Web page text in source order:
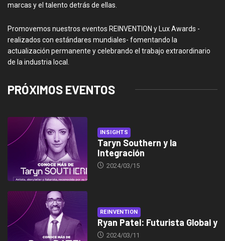
marcas y el talento detrás de ellas.
Promovemos nuestros eventos REINVENTION y Lux Awards -
realizados con estándares mundiales- fomentando la
actualización permanente y celebrando el trabajo extraordinario
de la industria local.
PRÓXIMOS EVENTOS
INSIGHTS
Taryn Southern y la
Integración
2024/03/15
REINVENTION
Ryan Patel: Futurista Global y
2024/03/11